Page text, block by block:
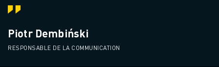
Piotr Dembiński
RESPONSABLE DE LA COMMUNICATION